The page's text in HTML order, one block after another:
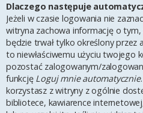
Dlaczego następuje
Jeżeli w czasie logowania nie
witryna zachowa informację o
będzie trwał tylko określony
to niewłaściwemu użyciu twojego
pozostać zalogowanym/
funkcję Loguj mnie automatycznie
korzystasz z witryny z ogólnie
bibliotece, kawiarence